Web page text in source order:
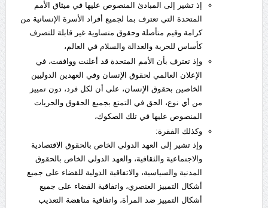
إذ تشير إلى المبادئ المنصوص عليها في ميثاق الأمم
المتحدة التي تعترف بما لجميع أفراد الأسرة الإنسانية من
كرامة وقيم متأصلة وحقوق متساوية غير قابلة للتصرف
كأساس للحرية والعدالة والسلام في العالم،
وإذ تعترف بأن الأمم المتحدة قد أعلنت ووافقت، في
الإعلان العالمي لحقوق الإنسان وفي العهدين الدوليين
الخاصين بحقوق الإنسان، على أن لكل فرد، دون تمييز
من أي نوع، الحق في التمتع بجميع الحقوق والحريات
المنصوص عليها في تلك الصكوك،
وكذلك الفقرة:
وإذ تشير إلى العهد الدولي الخاص بالحقوق الاقتصادية
والاجتماعية والثقافية، والعهد الدولي الخاص بالحقوق
المدنية والسياسية، والاتفاقية الدولية للقضاء على جميع
أشكال التمييز العنصري، واتفاقية القضاء على جميع
أشكال التمييز ضد المرأة، واتفاقية مناهضة التعذيب